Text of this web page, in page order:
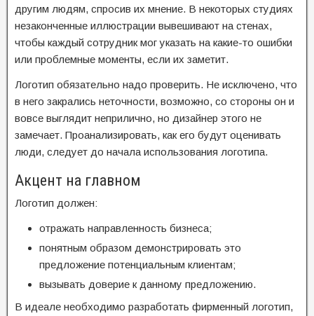
другим людям, спросив их мнение. В некоторых студиях
незаконченные иллюстрации вывешивают на стенах,
чтобы каждый сотрудник мог указать на какие-то ошибки
или проблемные моменты, если их заметит.
Логотип обязательно надо проверить. Не исключено, что
в него закрались неточности, возможно, со стороны он и
вовсе выглядит неприлично, но дизайнер этого не
замечает. Проанализировать, как его будут оценивать
люди, следует до начала использования логотипа.
Акцент на главном
Логотип должен:
отражать направленность бизнеса;
понятным образом демонстрировать это
предложение потенциальным клиентам;
вызывать доверие к данному предложению.
В идеале необходимо разработать фирменный логотип,